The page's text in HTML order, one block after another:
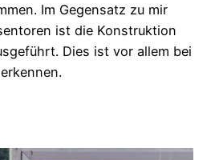
Im Gegensatz zu mir
ist die Konstruktion
Dies ist vor allem bei